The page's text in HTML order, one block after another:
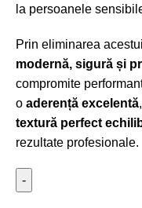
la persoanele
Prin eliminarea
modernă, sigură și
compromite
o aderență excelentă
textură perfect
rezultate profesionale.